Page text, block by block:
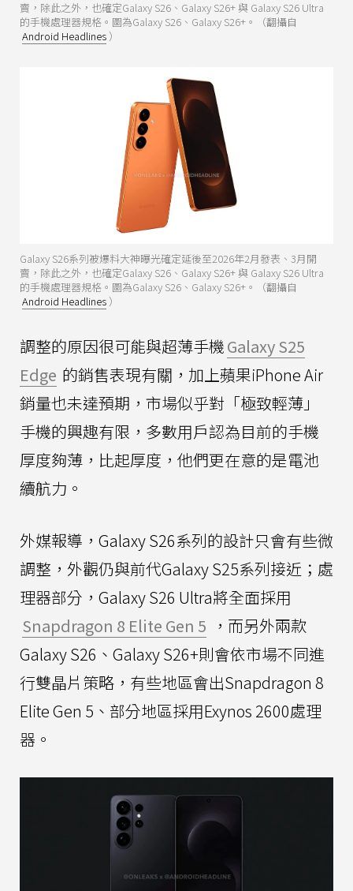
賣，除此之外，也確定Galaxy S26、Galaxy S26+ 與 Galaxy S26 Ultra
的手機處理器規格。圖為Galaxy S26、Galaxy S26+。（翻攝自
Android Headlines ）
Galaxy S26系列被爆料大神曝光確定延後至2026年2月發表、3月開
賣，除此之外，也確定Galaxy S26、Galaxy S26+ 與 Galaxy S26 Ultra
的手機處理器規格。圖為Galaxy S26、Galaxy S26+。（翻攝自
Android Headlines ）
調整的原因很可能與超薄手機Galaxy S25
Edge 的銷售表現有關，加上蘋果iPhone Air
銷量也未達預期，市場似乎對「極致輕薄」
手機的興趣有限，多數用戶認為目前的手機
厚度夠薄，比起厚度，他們更在意的是電池
續航力。
外媒報導，Galaxy S26系列的設計只會有些微
調整，外觀仍與前代Galaxy S25系列接近；處
理器部分，Galaxy S26 Ultra將全面採用
Snapdragon 8 Elite Gen 5 ，而另外兩款
Galaxy S26、Galaxy S26+則會依市場不同進
行雙晶片策略，有些地區會出Snapdragon 8
Elite Gen 5、部分地區採用Exynos 2600處理
器。